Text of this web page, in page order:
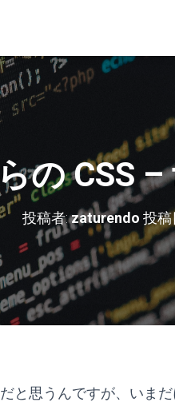
の CSS
投稿者:zaturendo 投
と思うんですが、いま